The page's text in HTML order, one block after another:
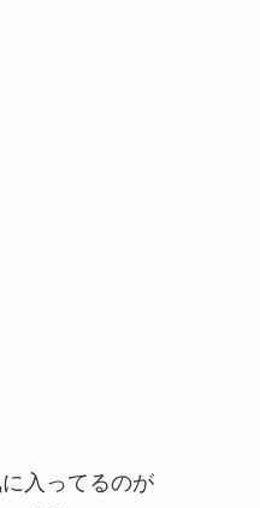
入ってるのが